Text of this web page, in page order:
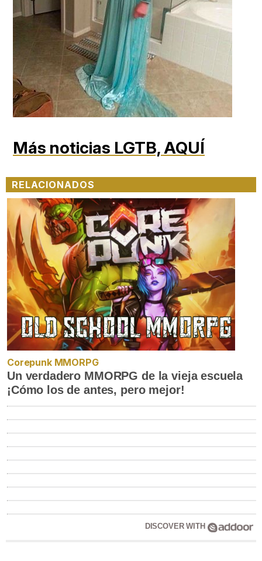
Más noticias LGTB,AQUÍ
RELACIONADOS
Corepunk MMORPG
Un verdadero MMORPG de la vieja escuela
¡Cómo los de antes, pero mejor!
DISCOVER WITH